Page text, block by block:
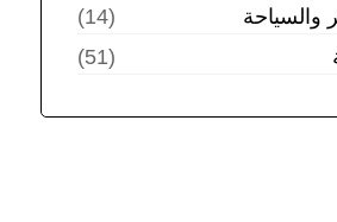
والسياحة
(14)
(51)